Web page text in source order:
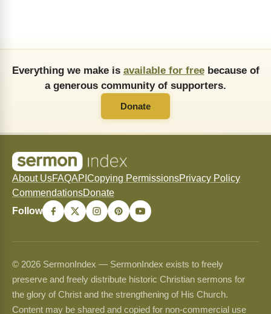
Everything we make is available for freebecause of
a generous community of supporters.
Donate
About UsFAQAPI Copying PermissionsPrivacy Policy
CommendationsDonate
Follow
© 2026 SermonIndex — SermonIndex exists to freely
preserve and freely distribute historic Christian sermons for
the glory of Christ and the strengthening of His Church.
Content may be shared and copied for non-commercial use